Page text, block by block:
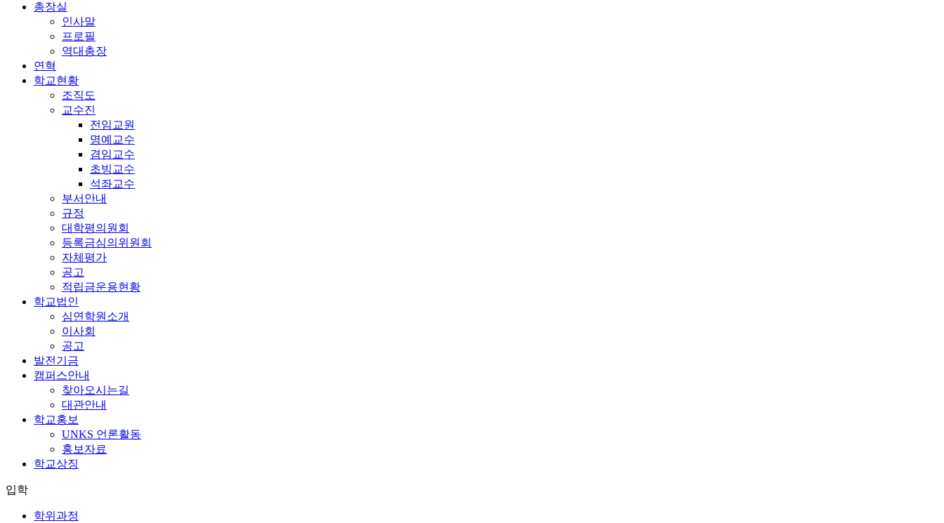
총장실
인사말
프로필
역대총장
연혁
학교현황
조직도
교수진
전임교원
명예교수
겸임교수
초빙교수
석좌교수
부서안내
규정
대학평의원회
등록금심의위원회
자체평가
공고
적립금운용현황
학교법인
심연학원소개
이사회
공고
발전기금
캠퍼스안내
찾아오시는길
대관안내
학교홍보
UNKS 언론활동
홍보자료
학교상징
입학
학위과정